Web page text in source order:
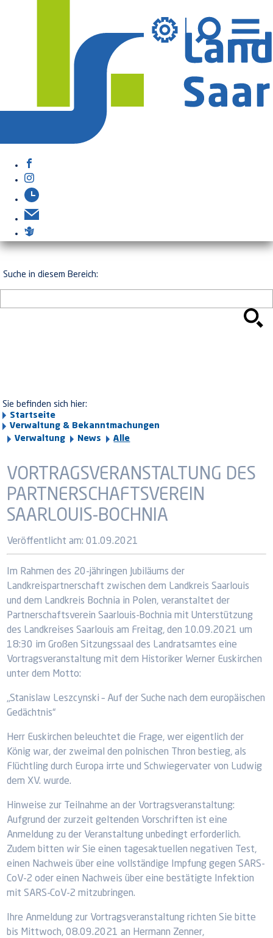
Suche in diesem Bereich:
Sie befinden sich hier:
Startseite
Verwaltung & Bekanntmachungen
Verwaltung
News Alle
VORTRAGSVERANSTALTUNG DES
PARTNERSCHAFTSVEREIN
SAARLOUIS-BOCHNIA
Veröffentlicht am: 01.09.2021
Im Rahmen des 20-jähringen Jubiläums der
Landkreispartnerschaft zwischen dem Landkreis Saarlouis
und dem Landkreis Bochnia in Polen, veranstaltet der
Partnerschaftsverein Saarlouis-Bochnia mit Unterstützung
des Landkreises Saarlouis am Freitag, den 10.09.2021 um
18:30 im Großen Sitzungssaal des Landratsamtes eine
Vortragsveranstaltung mit dem Historiker Werner Euskirchen
unter dem Motto:
„Stanislaw Leszcynski – Auf der Suche nach dem europäischen
Gedächtnis“
Herr Euskirchen beleuchtet die Frage, wer eigentlich der
König war, der zweimal den polnischen Thron bestieg, als
Flüchtling durch Europa irrte und Schwiegervater von Ludwig
dem XV. wurde.
Hinweise zur Teilnahme an der Vortragsveranstaltung:
Aufgrund der zurzeit geltenden Vorschriften ist eine
Anmeldung zu der Veranstaltung unbedingt erforderlich.
Zudem bitten wir Sie einen tagesaktuellen negativen Test,
einen Nachweis über eine vollständige Impfung gegen SARS-
CoV-2 oder einen Nachweis über eine bestätigte Infektion
mit SARS-CoV-2 mitzubringen.
Ihre Anmeldung zur Vortragsveranstaltung richten Sie bitte
bis Mittwoch, 08.09.2021 an Hermann Zenner,